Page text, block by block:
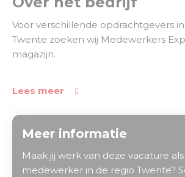
Voor verschillende opdrachtgevers
Twente zoeken wij Medewerkers
magazijn.
Lees meer
Meer informatie
Maak jij werk van deze vacature
medewerker in de regio Twente?